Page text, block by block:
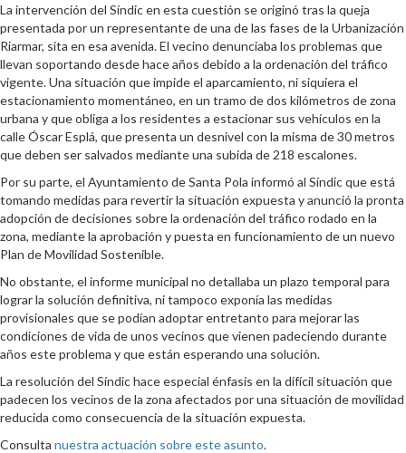
La intervención del Síndic en esta cuestión se originó tras la queja
presentada por un representante de una de las fases de la Urbanización
Riarmar, sita en esa avenida. El vecino denunciaba los problemas que
llevan soportando desde hace años debido a la ordenación del tráfico
vigente. Una situación que impide el aparcamiento, ni siquiera el
estacionamiento momentáneo, en un tramo de dos kilómetros de zona
urbana y que obliga a los residentes a estacionar sus vehículos en la
calle Óscar Esplá, que presenta un desnivel con la misma de 30 metros
que deben ser salvados mediante una subida de 218 escalones.
Por su parte, el Ayuntamiento de Santa Pola informó al Síndic que está
tomando medidas para revertir la situación expuesta y anunció la pronta
adopción de decisiones sobre la ordenación del tráfico rodado en la
zona, mediante la aprobación y puesta en funcionamiento de un nuevo
Plan de Movilidad Sostenible.
No obstante, el informe municipal no detallaba un plazo temporal para
lograr la solución definitiva, ni tampoco exponía las medidas
provisionales que se podían adoptar entretanto para mejorar las
condiciones de vida de unos vecinos que vienen padeciendo durante
años este problema y que están esperando una solución.
La resolución del Síndic hace especial énfasis en la difícil situación que
padecen los vecinos de la zona afectados por una situación de movilidad
reducida como consecuencia de la situación expuesta.
Consulta nuestra actuación sobre este asunto.